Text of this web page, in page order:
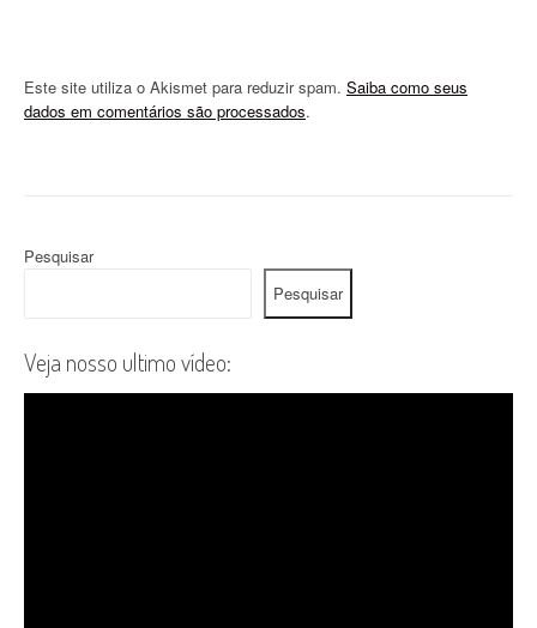
Este site utiliza o Akismet para reduzir spam. Saiba como seus
dados em comentários são processados.
Pesquisar
Pesquisar
Veja nosso ultimo vídeo: